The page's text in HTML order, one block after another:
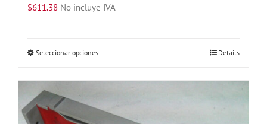
$611.38 No incluye IVA
Seleccionar opcionesEste
tiene
Details